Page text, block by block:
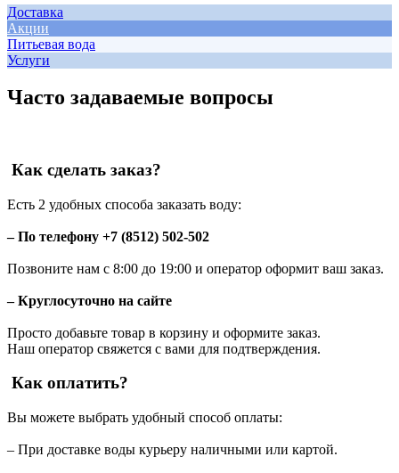
Доставка
Акции
Питьевая вода
Услуги
Часто задаваемые вопросы
Как сделать заказ?
Есть 2 удобных способа заказать воду:
– По телефону +7 (8512) 502-502
Позвоните нам с 8:00 до 19:00 и оператор оформит ваш заказ.
– Круглосуточно на сайте
Просто добавьте товар в корзину и оформите заказ.
Наш оператор свяжется с вами для подтверждения.
Как оплатить?
Вы можете выбрать удобный способ оплаты:
– При доставке воды курьеру наличными или картой.